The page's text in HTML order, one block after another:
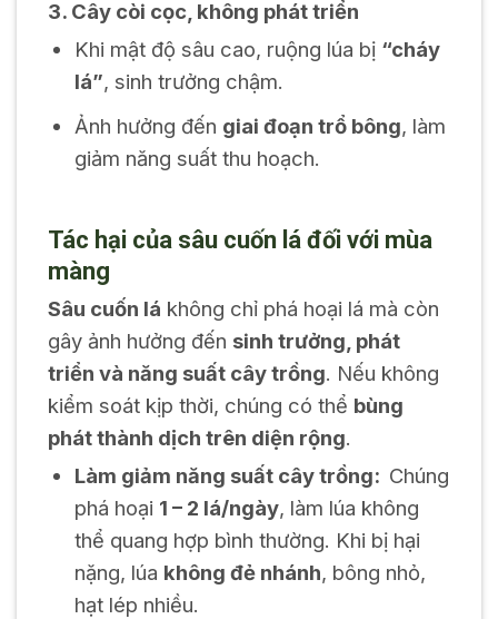
3. Cây còi cọc, không phát triển
Khi mật độ sâu cao, ruộng lúa bị “cháy
lá”, sinh trưởng chậm.
Ảnh hưởng đến giai đoạn trổ bông, làm
giảm năng suất thu hoạch.
Tác hại của sâu cuốn lá đối với mùa
màng
Sâu cuốn lá không chỉ phá hoại lá mà còn
gây ảnh hưởng đến sinh trưởng, phát
triển và năng suất cây trồng. Nếu không
kiểm soát kịp thời, chúng có thể bùng
phát thành dịch trên diện rộng.
Làm giảm năng suất cây trồng: Chúng
phá hoại 1 – 2 lá/ngày, làm lúa không
thể quang hợp bình thường. Khi bị hại
nặng, lúa không đẻ nhánh, bông nhỏ,
hạt lép nhiều.